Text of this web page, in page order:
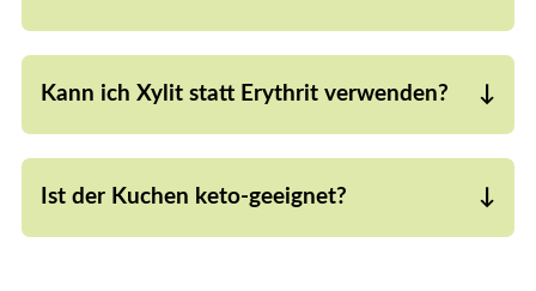
Leider nein – hier funktioniert das Rezept nur mit
sorgt.
Kann ich Xylit statt Erythrit verwenden?
Ja! Dann benötigst du etwa 70 % der
Ist der Kuchen keto-geeignet?
Ja – mit zuckerfreier Schokolade ist dieser